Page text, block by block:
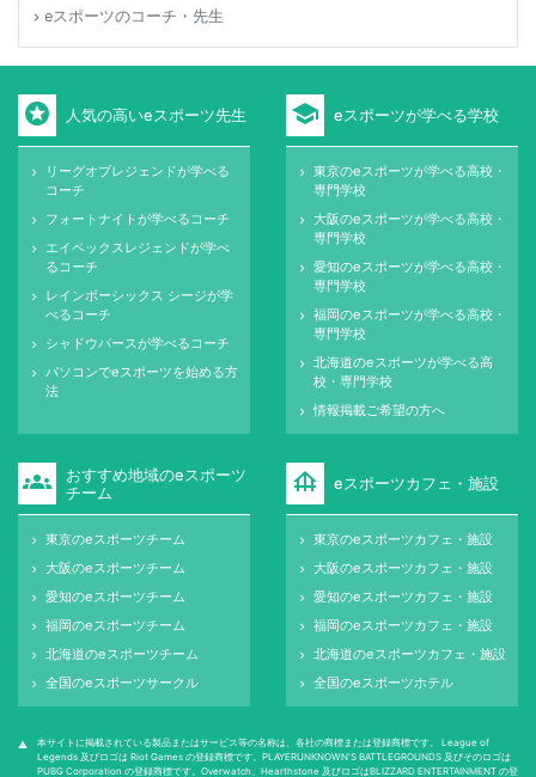
keyboard_arrow_right eスポーツのコーチ・先生
stars 人気の高いeスポーツ先生
keyboard_arrow_right
リーグオブレジェンドが学べる
コーチ
keyboard_arrow_right フォートナイトが学べるコーチ
keyboard_arrow_right
エイペックスレジェンドが学べ
るコーチ
keyboard_arrow_right
レインボーシックス シージが学
べるコーチ
keyboard_arrow_right シャドウバースが学べるコーチ
keyboard_arrow_right
パソコンでeスポーツを始める方
法
school eスポーツが学べる学校
keyboard_arrow_right
東京のeスポーツが学べる高校・
専門学校
keyboard_arrow_right
大阪のeスポーツが学べる高校・
専門学校
keyboard_arrow_right
愛知のeスポーツが学べる高校・
専門学校
keyboard_arrow_right
福岡のeスポーツが学べる高校・
専門学校
keyboard_arrow_right
北海道のeスポーツが学べる高
校・専門学校
keyboard_arrow_right 情報掲載ご希望の方へ
groups
おすすめ地域のeスポーツ
チーム
keyboard_arrow_right 東京のeスポーツチーム
keyboard_arrow_right 大阪のeスポーツチーム
keyboard_arrow_right 愛知のeスポーツチーム
keyboard_arrow_right 福岡のeスポーツチーム
keyboard_arrow_right 北海道のeスポーツチーム
keyboard_arrow_right 全国のeスポーツサークル
foundation eスポーツカフェ・施設
keyboard_arrow_right 東京のeスポーツカフェ・施設
keyboard_arrow_right 大阪のeスポーツカフェ・施設
keyboard_arrow_right 愛知のeスポーツカフェ・施設
keyboard_arrow_right 福岡のeスポーツカフェ・施設
keyboard_arrow_right 北海道のeスポーツカフェ・施設
keyboard_arrow_right 全国のeスポーツホテル
warning
本サイトに掲載されている製品またはサービス等の名称は、各社の商標または登録商標です。 League of
Legends 及びロゴは Riot Games の登録商標です。PLAYERUNKNOWN'S BATTLEGROUNDS 及びそのロゴは
PUBG Corporation の登録商標です。Overwatch、Hearthstone 及びロゴはBLIZZARD ENTERTAINMENT の登